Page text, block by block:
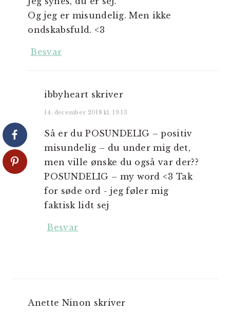
Og jeg er misundelig. Men ikke
ondskabsfuld. <3
Besvar
ibbyheart skriver
14. december 2018 kl. 19:13
Så er du POSUNDELIG – positiv
misundelig – du under mig det,
men ville ønske du også var der??
POSUNDELIG – my word <3 Tak
for søde ord - jeg føler mig
faktisk lidt sej
Besvar
Anette Ninon skriver